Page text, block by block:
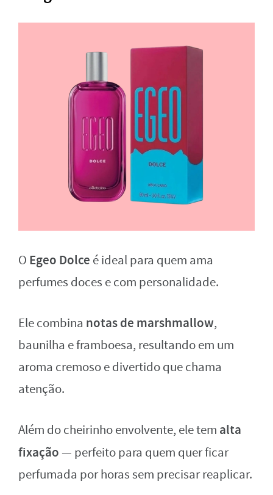
O Egeo Dolce é ideal para quem ama
perfumes doces e com personalidade.
Ele combina notas de marshmallow,
baunilha e framboesa, resultando em um
aroma cremoso e divertido que chama
atenção.
Além do cheirinho envolvente, ele tem alta
fixação— perfeito para quem quer ficar
perfumada por horas sem precisar reaplicar.